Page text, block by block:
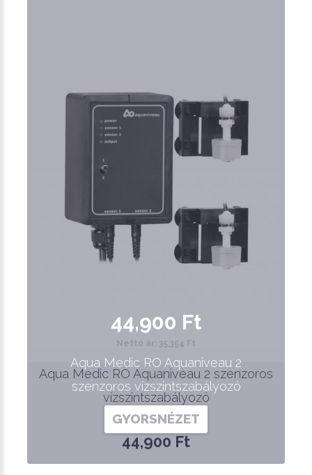
Aqua Medic RO Aquaniveau 2 szenzoros
vízszintszabályozó
44,900 Ft
44,900 Ft
Nettó ár: 35,354 Ft
Aqua Medic RO Aquaniveau 2
szenzoros vízszintszabályozó
GYORSNÉZET